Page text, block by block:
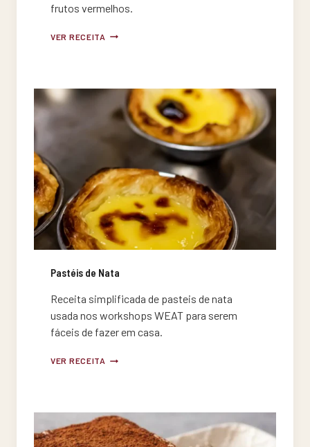
frutos vermelhos.
VER RECEITA NY
Pastéis de Nata
Receita simplificada de pasteis de nata
usada nos workshops WEAT para serem
fáceis de fazer em casa.
VER RECEITA PASTÉIS